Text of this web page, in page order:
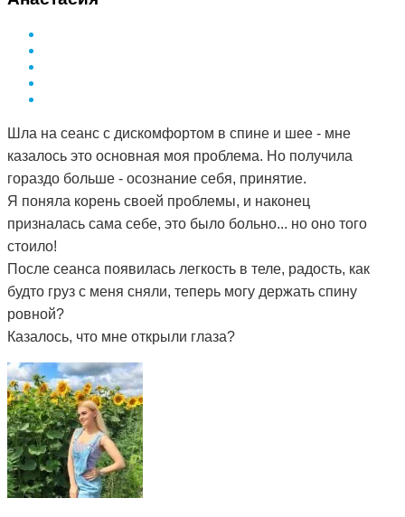
Шла на сеанс с дискомфортом в спине и шее - мне
казалось это основная моя проблема. Но получила
гораздо больше - осознание себя, принятие.
Я поняла корень своей проблемы, и наконец
призналась сама себе, это было больно... но оно того
стоило!
После сеанса появилась легкость в теле, радость, как
будто груз с меня сняли, теперь могу держать спину
ровной?
Казалось, что мне открыли глаза?